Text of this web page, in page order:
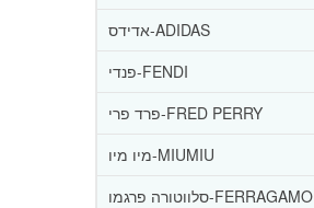
אדידס-ADIDAS
פנדי-FENDI
פרד פרי-FRED PERRY
מיו מיו-MIUMIU
סלווטורה פרגמו-FERRAGAMO